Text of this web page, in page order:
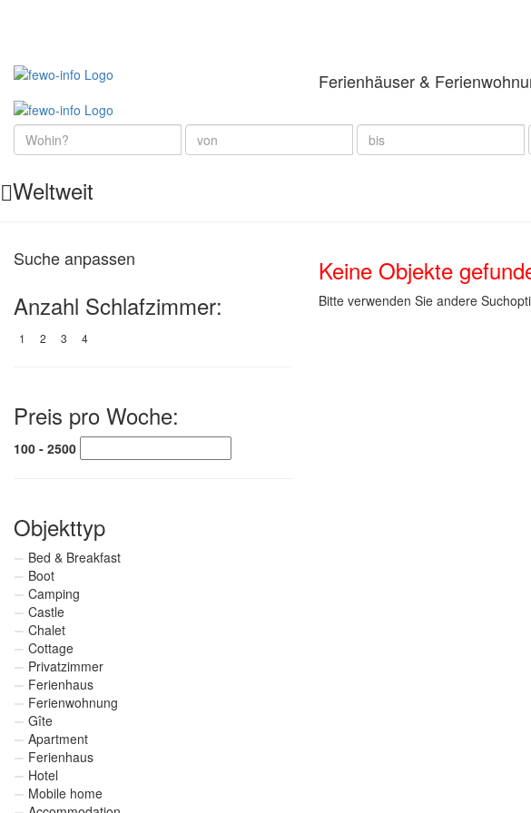
Ferienhäuser &
Weltweit
Suche anpassen
Anzahl Schlafzimmer:
1 2 3 4
Preis pro Woche:
100 - 2500
Objekttyp
Bed & Breakfast
Boot
Camping
Castle
Chalet
Cottage
Privatzimmer
Ferienhaus
Ferienwohnung
Gîte
Apartment
Ferienhaus
Hotel
Mobile home
Keine Objekte
Bitte verwenden Sie andere